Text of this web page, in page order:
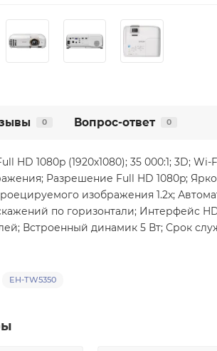
0 Вопрос-ответ 0
HD 1080p (1920х1080); 35 000:1; 3D;
Разрешение Full HD 1080p;
изображения 1.2x;
по горизонтали; Интерфейс
Встроенный динамик 5 Вт; Срок
EH-TW5350